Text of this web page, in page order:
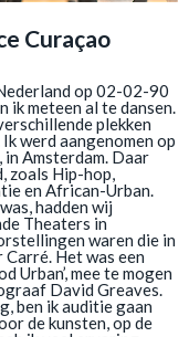
Curaçao
op 02-02-90
ik meteen al te dansen.
plekken
werd aangenomen op
in Amsterdam. Daar
zoals Hip-hop,
en African-Urban.
hadden wij
Theaters in
waren die in
Het was een
Urban’, mee te mogen
David Greaves.
ben ik auditie gaan
de kunsten, op de